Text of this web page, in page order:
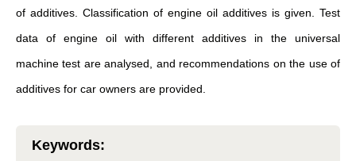
of additives. Classification of engine oil additives is given. Test
data of engine oil with different additives in the universal
machine test are analysed, and recommendations on the use of
additives for car owners are provided.
Keywords: